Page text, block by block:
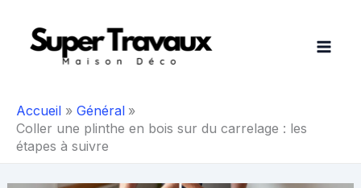
contenu
Accueil
Général
Coller une plinthe en bois sur du carrelage : les
étapes à suivre